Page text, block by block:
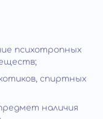
психотропных
спиртных
наличия